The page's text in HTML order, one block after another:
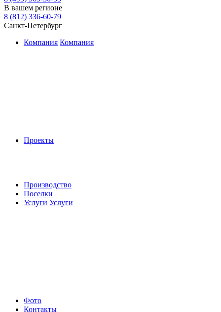
В вашем регионе
8 (812) 336-60-79
Санкт-Петербург
Компания Компания
Проекты
Производство
Поселки
Услуги Услуги
Фото
Контакты